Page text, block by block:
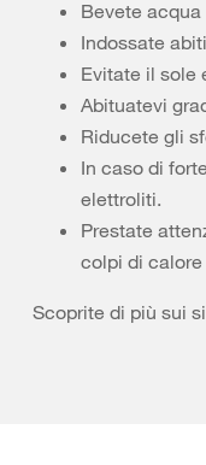
Bevete
Indossate
Evitate il sole
Abituatevi
Riducete gli
In caso di
elettroliti.
Prestate
colpi di
Scoprite di più sui